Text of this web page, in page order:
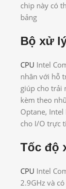
chip này có
bảng
Bộ xử
CPU Intel
nhân với hỗ
giúp cho trải
kèm theo
Optane, Intel
cho I/O trực
Tốc độ
CPU Intel
2.9GHz và